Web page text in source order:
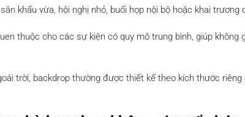
khấu vừa, hội nghị nhỏ, buổi họp nội bộ hoặc khai trương
thuộc cho các sự kiện có quy mô trung bình, giúp không
trời, backdrop thường được thiết kế theo kích thước